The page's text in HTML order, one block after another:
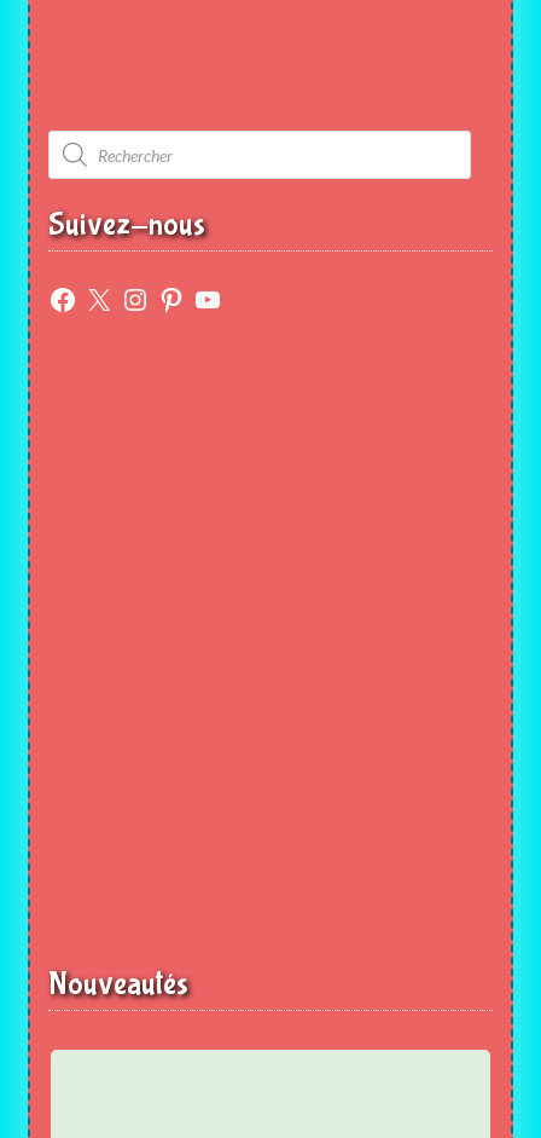
Recherche
de
produits
Suivez-nous
Facebook
X Instagram
Pinterest
YouTube
Nouveautés